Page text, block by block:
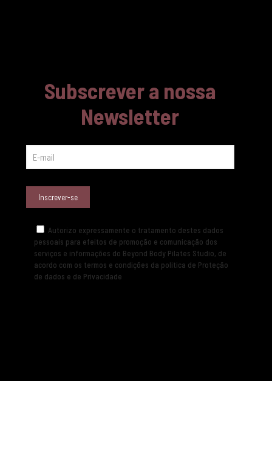
Subscrever a nossa
Newsletter
Autorizo expressamente o tratamento destes dados
pessoais para efeitos de promoção e comunicação dos
serviços e informações do Beyond Body Pilates Studio, de
acordo com os termos e condições da politica de Proteção
de dados e de Privacidade